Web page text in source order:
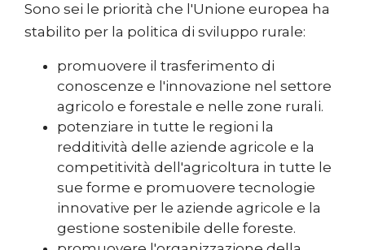
Sono sei le priorità che l'Unione europea ha
stabilito per la politica di sviluppo rurale:
promuovere il trasferimento di
conoscenze e l'innovazione nel settore
agricolo e forestale e nelle zone rurali.
potenziare in tutte le regioni la
redditività delle aziende agricole e la
competitività dell'agricoltura in tutte le
sue forme e promuovere tecnologie
innovative per le aziende agricole e la
gestione sostenibile delle foreste.